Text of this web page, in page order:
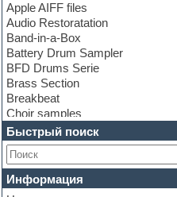
Apple AIFF files
Audio Restoratation
Band-in-a-Box
Battery Drum Sampler
BFD Drums Serie
Brass Section
Breakbeat
Choir samples
Chris Hein Samples
Cinematic samples
Club bass
Club leads
Club sounds
Быстрый поиск
Информация